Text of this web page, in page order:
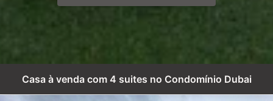
Casa à venda com 4 suites no Condomínio Dubai